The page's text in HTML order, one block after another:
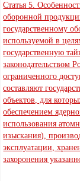
Статья 5.
оборонной
государственному
используемой в
государственную
законодательством
ограниченного
составляют
объектов, для
обеспечением
использования
изыскания),
эксплуатации,
захоронения